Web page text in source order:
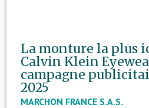
La monture la plus
Calvin Klein
campagne
2025
MARCHON FRANCE S.A.S.